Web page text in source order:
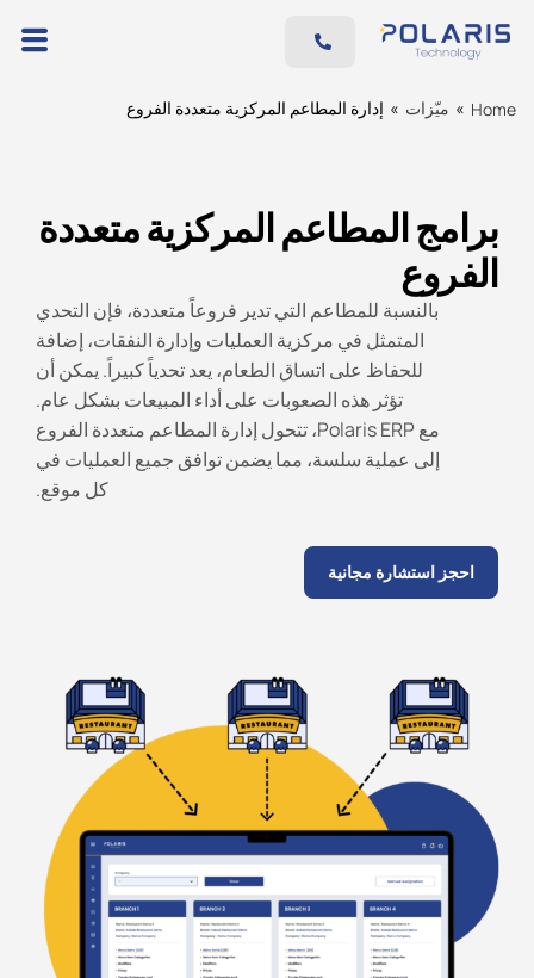
الفوائد
المدونة
الموارد
تواصل معنا
Home
» ميّزات » إدارة المطاعم المركزية متعددة الفروع
برامج المطاعم المركزية متعددة
الفروع
بالنسبة للمطاعم التي تدير فروعاً متعددة، فإن التحدي
المتمثل في مركزية العمليات وإدارة النفقات، إضافة
للحفاظ على اتساق الطعام، يعد تحدياً كبيراً. يمكن أن
تؤثر هذه الصعوبات على أداء المبيعات بشكل عام.
مع Polaris ERP، تتحول إدارة المطاعم متعددة الفروع
إلى عملية سلسة، مما يضمن توافق جميع العمليات في
كل موقع.
احجز استشارة مجانية